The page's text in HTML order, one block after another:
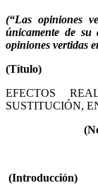
(“Las opiniones
únicamente de su
opiniones vertidas
(Título)
EFECTOS
SUSTITUCIÓN,
(Introducción)